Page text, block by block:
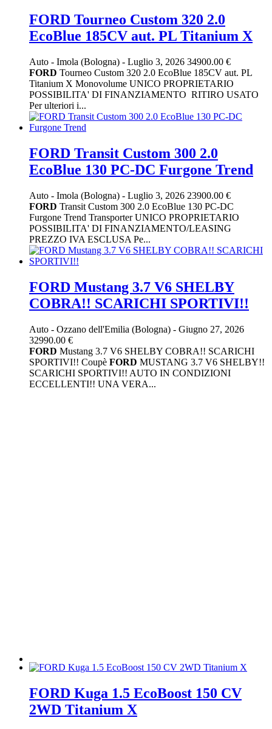
FORD Tourneo Custom 320 2.0
EcoBlue 185CV aut. PL Titanium X
Auto - Imola (Bologna) - Luglio 3, 2026 34900.00 €
FORD Tourneo Custom 320 2.0 EcoBlue 185CV aut. PL
Titanium X Monovolume UNICO PROPRIETARIO
POSSIBILITA' DI FINANZIAMENTO RITIRO USATO
Per ulteriori i...
FORD Transit Custom 300 2.0
EcoBlue 130 PC-DC Furgone Trend
Auto - Imola (Bologna) - Luglio 3, 2026 23900.00 €
FORD Transit Custom 300 2.0 EcoBlue 130 PC-DC
Furgone Trend Transporter UNICO PROPRIETARIO
POSSIBILITA' DI FINANZIAMENTO/LEASING
PREZZO IVA ESCLUSA Pe...
FORD Mustang 3.7 V6 SHELBY
COBRA!! SCARICHI SPORTIVI!!
Auto - Ozzano dell'Emilia (Bologna) - Giugno 27, 2026
32990.00 €
FORD Mustang 3.7 V6 SHELBY COBRA!! SCARICHI
SPORTIVI!! Coupè FORD MUSTANG 3.7 V6 SHELBY!!
SCARICHI SPORTIVI!! AUTO IN CONDIZIONI
ECCELLENTI!! UNA VERA...
FORD Kuga 1.5 EcoBoost 150 CV
2WD Titanium X